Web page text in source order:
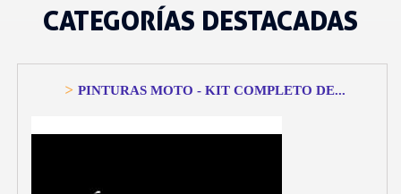
CATEGORÍAS DESTACADAS
> PINTURAS MOTO - KIT COMPLETO DE...